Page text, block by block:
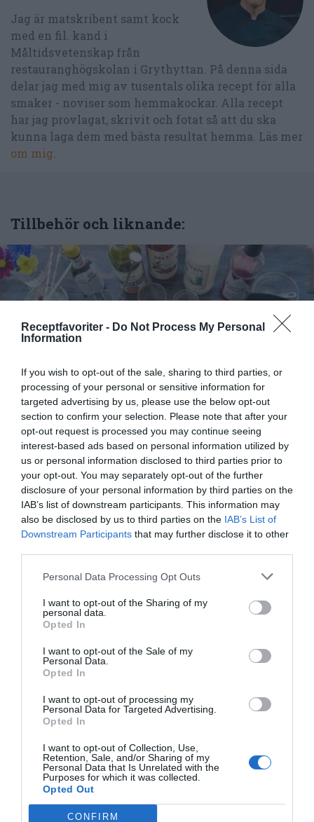
Receptfavoriter - Do Not Process My Personal
Information
If you wish to opt-out of the sale, sharing to third parties, or
processing of your personal or sensitive information for
targeted advertising by us, please use the below opt-out
section to confirm your selection. Please note that after your
opt-out request is processed you may continue seeing
interest-based ads based on personal information utilized by
us or personal information disclosed to third parties prior to
your opt-out. You may separately opt-out of the further
disclosure of your personal information by third parties on the
IAB’s list of downstream participants. This information may
also be disclosed by us to third parties on the IAB’s List of
Downstream Participants that may further disclose it to other
Personal Data Processing Opt Outs
I want to opt-out of the Sharing of my
personal data.
Opted In
I want to opt-out of the Sale of my
Personal Data.
Opted In
I want to opt-out of processing my
Personal Data for Targeted Advertising.
Opted In
I want to opt-out of Collection, Use,
Retention, Sale, and/or Sharing of my
Personal Data that Is Unrelated with the
Purposes for which it was collected.
Opted Out
CONFIRM
Jag är matskribent samt kock
med en fil. kand i
Måltidsvetenskap från
restauranghögskolan i Grythyttan. På denna sida
delar jag med mig av tusentals olika recept för alla
smaker - noviser som hemmakockar. Alla recept
har jag provlagat, skrivit och fotat så att du ska
kunna laga dem med bästa resultat hemma. Läs mer
om mig
Tillbehör och liknande:
Blanda drinkar och cocktails som ett proffs
Bli bartender för en kväll Ingredienser och annat du
behöver för att göra en Zombie cocktail. Planera...
Vin chaud eller varmt vin
Vin chaud eller varmt vin dricks hej vilt i